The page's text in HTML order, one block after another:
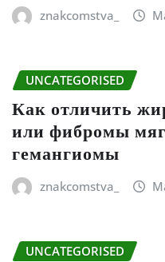
znakcomstva_
UNCATEGORISED
Как отличить
или фибромы
гемангиомы
znakcomstva_
UNCATEGORISED